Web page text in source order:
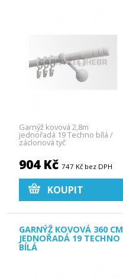
Garnýž kovová 2,8m
jednořadá 19 Techno bílá /
záclonová tyč
904 Kč747 Kč bez DPH
KOUPIT
GARNÝŽ KOVOVÁ 360 CM
JEDNOŘADÁ 19 TECHNO
BÍLÁ